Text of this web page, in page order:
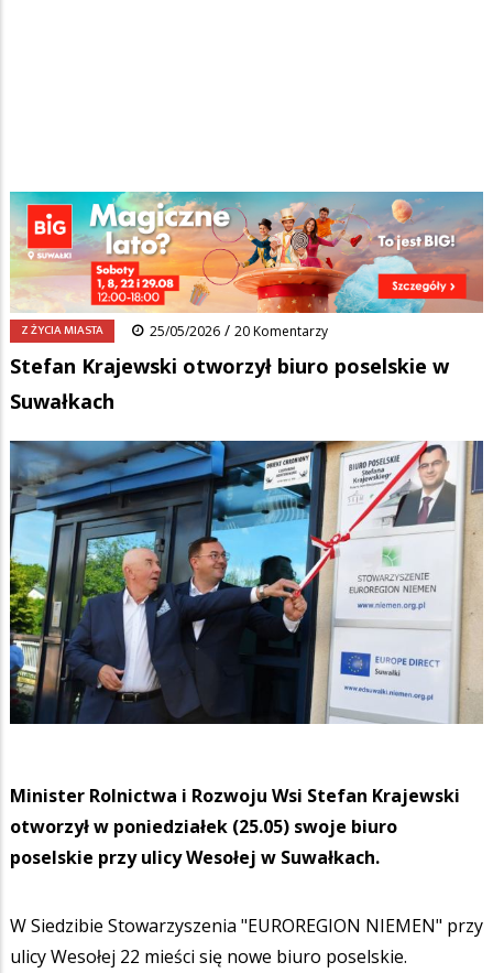
Ścieżka
nawigacyjna
Strona główna/Wiadomości/Z życia miasta/
Stefan Krajewski otworzył biuro poselskie w Suwałkach
FacebookPinterestTumblr
0 Reddit Share
Z ŻYCIA MIASTA 25/05/2026 / 20 Komentarzy
Stefan Krajewski otworzył biuro poselskie w
Suwałkach
Minister Rolnictwa i Rozwoju Wsi Stefan Krajewski
otworzył w poniedziałek (25.05) swoje biuro
poselskie przy ulicy Wesołej w Suwałkach.
W Siedzibie Stowarzyszenia "EUROREGION NIEMEN" przy
ulicy Wesołej 22 mieści się nowe biuro poselskie.